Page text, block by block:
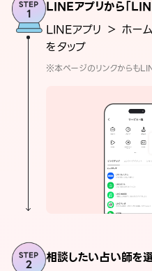
LINEアプリから「
LINEアプリ ＞ ホー
をタップ
※本ページのリンクからも
相談したい占い師を